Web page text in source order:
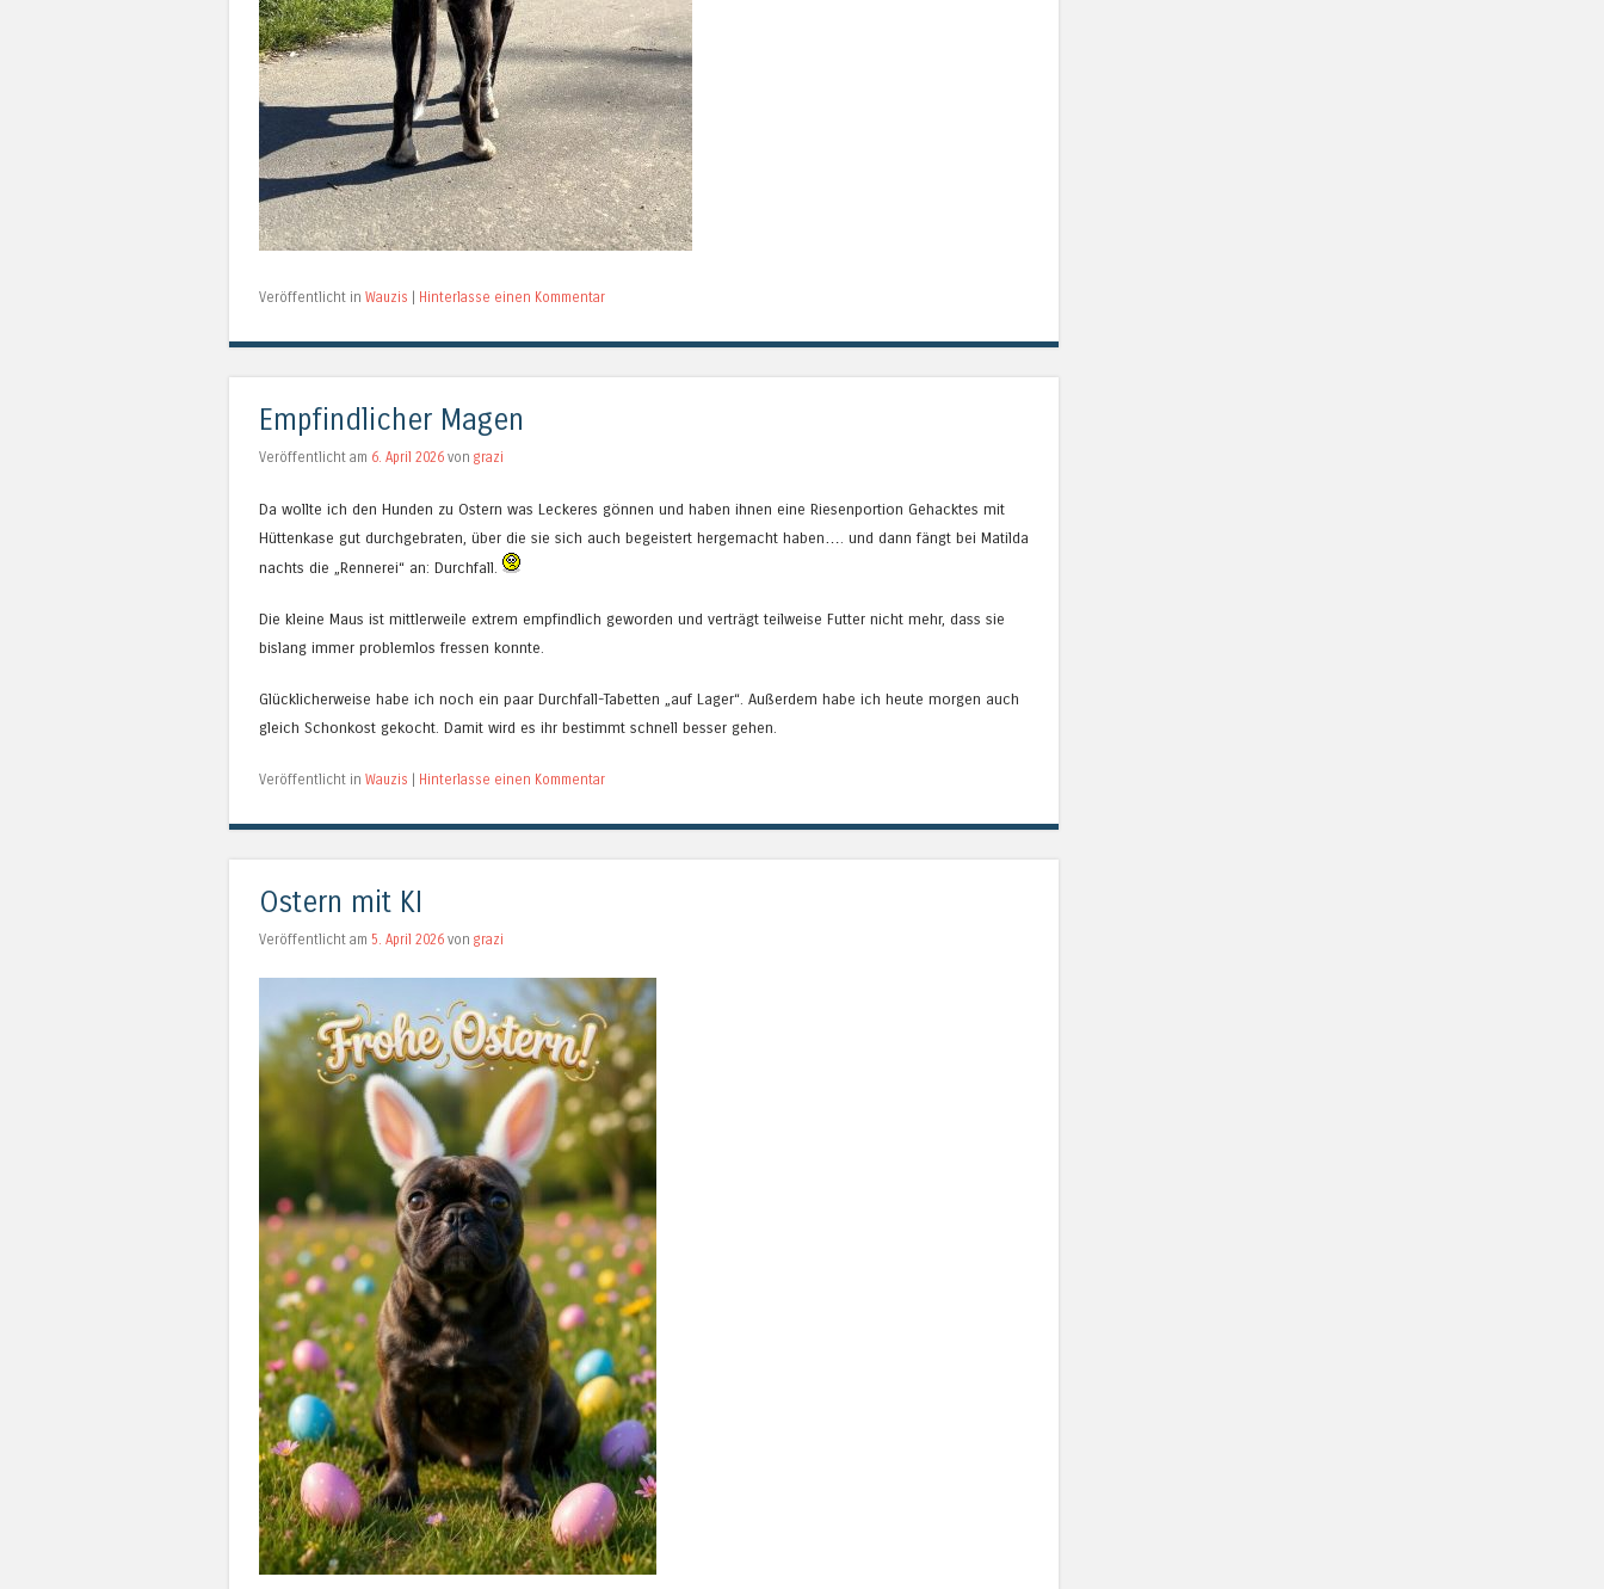
Veröffentlicht in Wauzis Hinterlasse einen Kommentar
Empfindlicher Magen
Veröffentlicht am 6. April 2026 von grazi
Da wollte ich den Hunden zu Ostern was Leckeres gönnen und haben ihnen eine Riesenportion Gehacktes mit
Hüttenkase gut durchgebraten, über die sie sich auch begeistert hergemacht haben…. und dann fängt bei Matilda
nachts die „Rennerei“ an: Durchfall.
Die kleine Maus ist mittlerweile extrem empfindlich geworden und verträgt teilweise Futter nicht mehr, dass sie
bislang immer problemlos fressen konnte.
Glücklicherweise habe ich noch ein paar Durchfall-Tabetten „auf Lager“. Außerdem habe ich heute morgen auch
gleich Schonkost gekocht. Damit wird es ihr bestimmt schnell besser gehen.
Veröffentlicht in Wauzis Hinterlasse einen Kommentar
Ostern mit KI
Veröffentlicht am 5. April 2026 von grazi